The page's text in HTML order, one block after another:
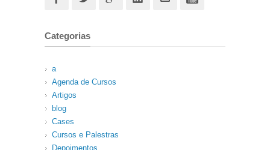
Categorias
a
Agenda de Cursos
Artigos
blog
Cases
Cursos e Palestras
Depoimentos